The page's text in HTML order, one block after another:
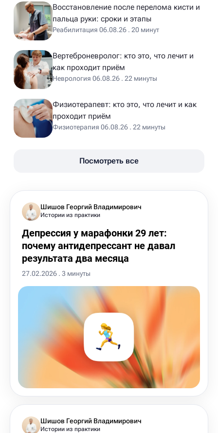
Восстановление после перелома кисти и
пальца руки: сроки и этапы
Реабилитация 06.08.26 . 20 минут
Вертеброневролог: кто это, что лечит и
как проходит приём
Неврология 06.08.26 . 22 минуты
Физиотерапевт: кто это, что лечит и как
проходит приём
Физиотерапия 06.08.26 . 22 минуты
Посмотреть все
Шишов Георгий Владимирович
Истории из практики
Депрессия у марафонки 29 лет:
почему антидепрессант не давал
результата два месяца
27.02.2026 . 3 минуты
Шишов Георгий Владимирович
Истории из практики